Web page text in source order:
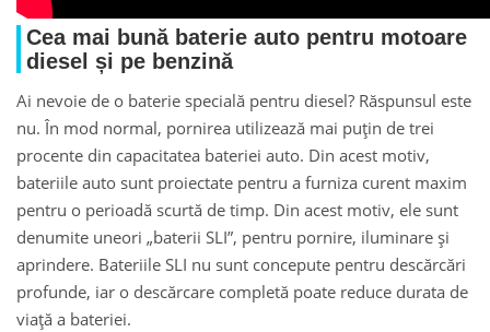
Cea mai bună baterie auto pentru motoare
diesel și pe benzină
Ai nevoie de o baterie specială pentru diesel? Răspunsul este
nu. În mod normal, pornirea utilizează mai puțin de trei
procente din capacitatea bateriei auto. Din acest motiv,
bateriile auto sunt proiectate pentru a furniza curent maxim
pentru o perioadă scurtă de timp. Din acest motiv, ele sunt
denumite uneori „baterii SLI”, pentru pornire, iluminare și
aprindere. Bateriile SLI nu sunt concepute pentru descărcări
profunde, iar o descărcare completă poate reduce durata de
viață a bateriei.